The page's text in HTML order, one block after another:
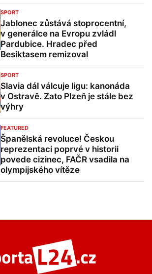
SPORT
Jablonec zůstává stoprocentní,
v generálce na Evropu zvládl
Pardubice. Hradec před
Besiktasem remizoval
SPORT
Slavia dál válcuje ligu: kanonáda
v Ostravě. Zato Plzeň je stále bez
výhry
FEATURED
Španělská revoluce! Českou
reprezentaci poprvé v historii
povede cizinec, FAČR vsadila na
olympijského vítěze